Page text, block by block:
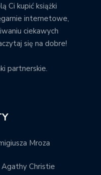
Ci kupić książki
internetowe,
ciekawych
się na dobre!
partnerskie.
Mroza
Agathy Christie